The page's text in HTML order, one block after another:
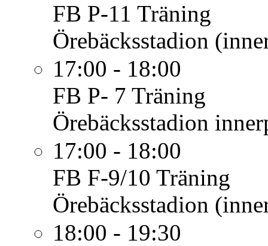
FB P-11 Träning
Örebäcksstadion
17:00 - 18:00
FB P- 7 Träning
Örebäcksstadion
17:00 - 18:00
FB F-9/10 Träning
Örebäcksstadion
18:00 - 19:30